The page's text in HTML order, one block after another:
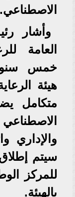
الاصطناعي.
وأشار
العامة
خمس
هيئة
متكامل
والإداري
سيتم
للمركز
بالهيئة.